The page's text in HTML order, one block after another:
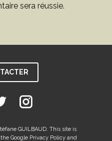
sera réussie.
GUILBAUD. This site is
Google Privacy Policy and